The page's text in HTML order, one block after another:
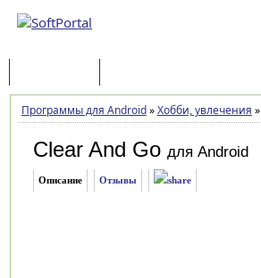
Программы для Android»Хобби, увлечения »
Clear And Go для Android
Описание Отзывы